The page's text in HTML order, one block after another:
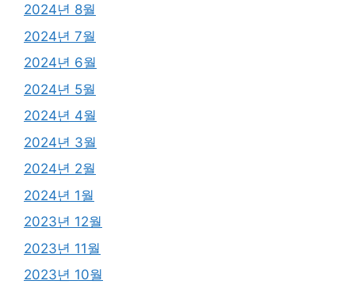
2024년 8월
2024년 7월
2024년 6월
2024년 5월
2024년 4월
2024년 3월
2024년 2월
2024년 1월
2023년 12월
2023년 11월
2023년 10월